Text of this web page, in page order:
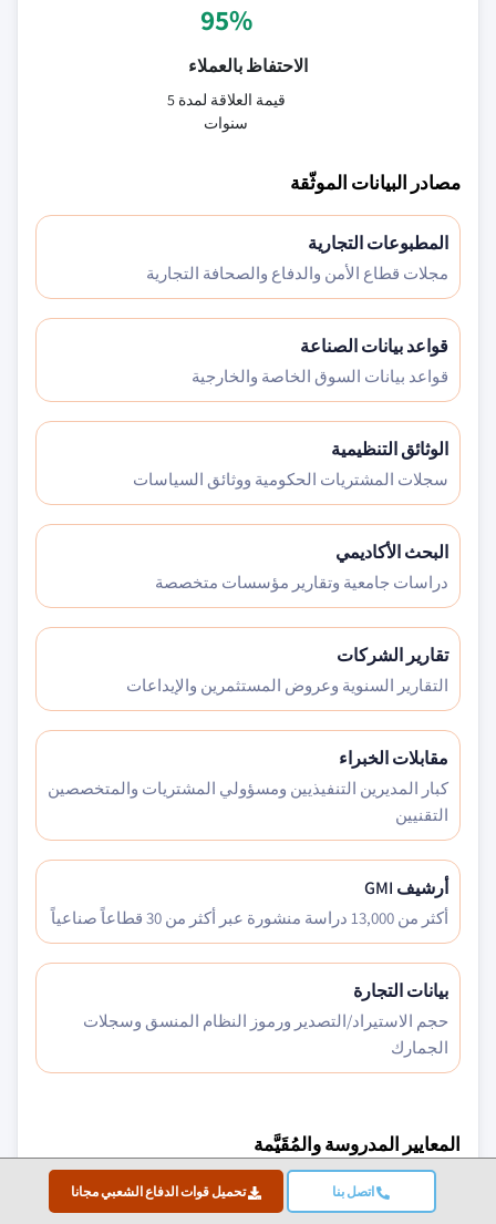
اتصل بنا تحميل قوات الدفاع الشعبي مجانا
95%
الاحتفاظ بالعملاء
قيمة العلاقة لمدة 5
سنوات
مصادر البيانات الموثّقة
المطبوعات التجارية
مجلات قطاع الأمن والدفاع والصحافة التجارية
قواعد بيانات الصناعة
قواعد بيانات السوق الخاصة والخارجية
الوثائق التنظيمية
سجلات المشتريات الحكومية ووثائق السياسات
البحث الأكاديمي
دراسات جامعية وتقارير مؤسسات متخصصة
تقارير الشركات
التقارير السنوية وعروض المستثمرين والإيداعات
مقابلات الخبراء
كبار المديرين التنفيذيين ومسؤولي المشتريات والمتخصصين
التقنيين
أرشيف GMI
أكثر من 13,000 دراسة منشورة عبر أكثر من 30 قطاعاً صناعياً
بيانات التجارة
حجم الاستيراد/التصدير ورموز النظام المنسق وسجلات
الجمارك
المعايير المدروسة والمُقَيَّمة
العوامل الاقتصادية الكلية